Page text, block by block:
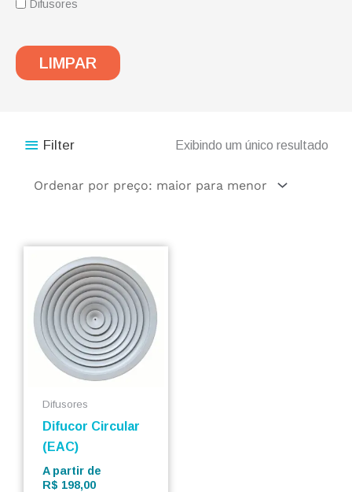
Difusores
LIMPAR
Filter Exibindo um único resultado
Difusores
Difucor Circular
(EAC)
A partir de
R$ 198,00
tem
variantes.